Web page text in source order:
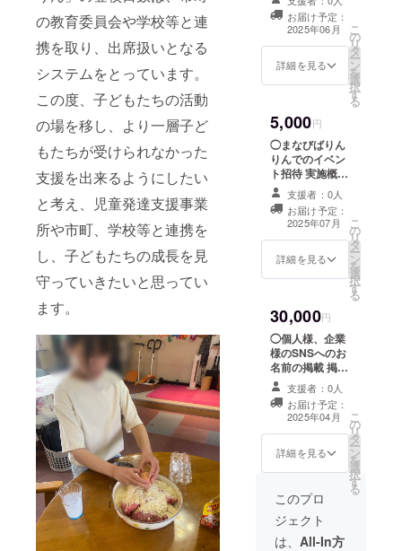
の教育委員会や学校等と連
携を取り、出席扱いとなる
システムをとっています。
この度、子どもたちの活動
の場を移し、より一層子ど
もたちが受けられなかった
支援を出来るようにしたい
と考え、児童発達支援事業
所や市町、学校等と連携を
し、子どもたちの成長を見
守っていきたいと思ってい
ます。
の開催 場所 ま
なびばりんりん
（滋賀県犬上郡
甲良町長寺514-
6） ※支援者様の
自でご負担くだ
さい。 ※支援者
様との連絡方法:
詳細はメールで
ご連絡いたしま
す。
お届け予定：
2025年06月
詳細を見る
こ
の
リ
タ
ー
ン
を
選
択
す
る
5,000円
◯まなびばりん
りんでのイベン
ト招待 実施概要:
子どもたちの夏
まつりやクリス
マス会へのご招
待 令和7年7月及
び12月 開催場
所:まなびばりん
様の交通費や滞
在費:支援者様の
交通費や滞在費
は各自でご負担
ください。 ※支
援者様との連絡
方法:詳細はメー
ルでご連絡いた
します。
支援者：0人
お届け予定：
2025年07月
詳細を見る
こ
の
リ
タ
ー
ン
を
選
択
す
る
30,000円
◯個人様、企業
様のSNSへのお
名前の掲載 掲載
期間:令和7年1
月〜2年間 掲載
方法:ご支援頂い
た方のお名前を
ホームページに
掲載させて頂き
に掲載を希望さ
れるお名前をご
記入ください。
支援者：0人
お届け予定：
2025年04月
詳細を見る
こ
の
リ
タ
ー
ン
を
選
択
す
る
このプロ
ジェクト
は、 All-In方